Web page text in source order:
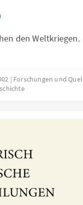
den Weltkriegen.
Forschungen und